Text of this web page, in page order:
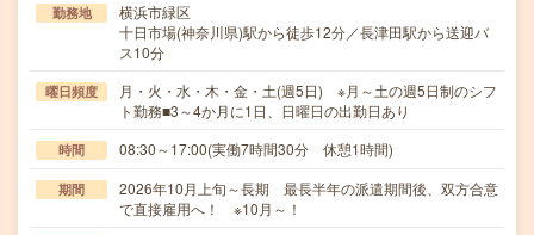
勤務地
横浜市緑区
十日市場(神奈川県)駅から徒歩12分／長津田駅から送迎バ
ス10分
曜日頻度
月・火・水・木・金・土(週5日) ※月～土の週5日制のシフ
ト勤務■3～4か月に1日、日曜日の出勤日あり
時間 08:30～17:00(実働7時間30分 休憩1時間)
期間
2026年10月上旬～長期 最長半年の派遣期間後、双方合意
で直接雇用へ！ ※10月～！